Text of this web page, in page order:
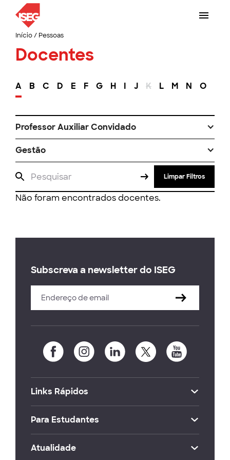
Início/ Pessoas
Docentes
A B C D E F G H I J K L M N O
Professor Auxiliar Convidado
Gestão
Limpar Filtros
Não foram encontrados docentes.
Subscreva a newsletter do ISEG
Links Rápidos
Para Estudantes
Atualidade